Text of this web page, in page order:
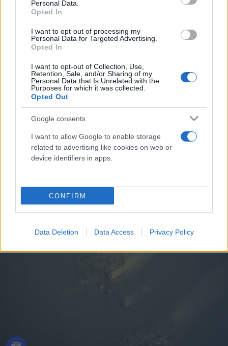
Personal Data.
Opted In
I want to opt-out of processing my
Personal Data for Targeted Advertising.
Opted In
I want to opt-out of Collection, Use,
Retention, Sale, and/or Sharing of my
Personal Data that Is Unrelated with the
Purposes for which it was collected.
Opted Out
Google consents
I want to allow Google to enable storage
related to advertising like cookies on web or
device identifiers in apps.
CONFIRM
Data Deletion Data Access Privacy Policy
FLASH FOCUS